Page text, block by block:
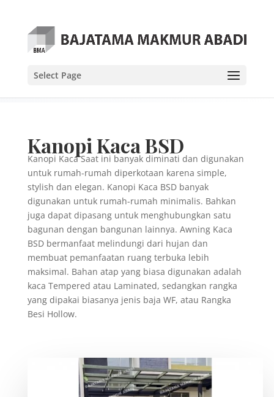
Select Page
Kanopi Kaca BSD
Kanopi Kaca Saat ini banyak diminati dan digunakan
untuk rumah-rumah diperkotaan karena simple,
stylish dan elegan. Kanopi Kaca BSD banyak
digunakan untuk rumah-rumah minimalis. Bahkan
juga dapat dipasang untuk menghubungkan satu
bagunan dengan bangunan lainnya. Awning Kaca
BSD bermanfaat melindungi dari hujan dan
membuat pemanfaatan ruang terbuka lebih
maksimal. Bahan atap yang biasa digunakan adalah
kaca Tempered atau Laminated, sedangkan rangka
yang dipakai biasanya jenis baja WF, atau Rangka
Besi Hollow.